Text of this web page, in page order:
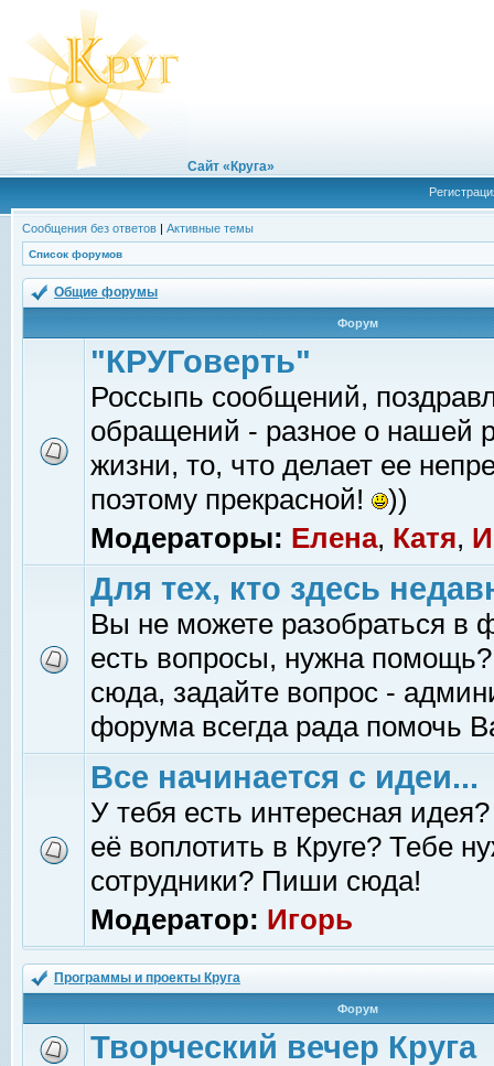
Сайт «Круга»
Сообщения без ответов | Активные темы
Список форумов
Общие форумы
Форум
"КРУГоверть"
Россыпь сообщений,
обращений - разное о нашей
жизни, то, что делает ее
поэтому прекрасной!
))
Модераторы: Елена, Катя,
Для тех, кто здесь
Вы не можете разобраться в
есть вопросы, нужна помощь?
сюда, задайте вопрос -
форума всегда рада помочь
Все начинается с идеи...
У тебя есть интересная
её воплотить в Круге? Тебе
сотрудники? Пиши сюда!
Модератор: Игорь
Программы и проекты Круга
Форум
Творческий вечер Круга